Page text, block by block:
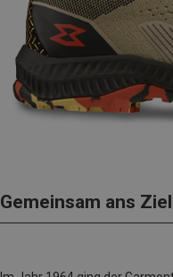
Gemeinsam ans